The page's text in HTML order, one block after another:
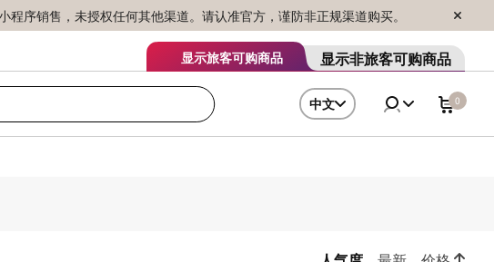
销售，未授权任何其他渠道。请认准官方，谨防非正规渠道购买。
显示旅客可购商品 显示非旅客可购商品
中文 0